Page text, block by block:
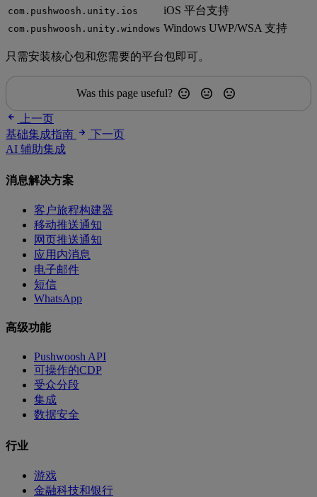
com.pushwoosh.unity.ios iOS 平台支持
com.pushwoosh.unity.windows Windows UWP/WSA 支持
只需安装核心包和您需要的平台包即可。
Was this page useful?
上一页
基础集成指南
下一页
AI 辅助集成
消息解决方案
客户旅程构建器
移动推送通知
网页推送通知
应用内消息
电子邮件
短信
WhatsApp
高级功能
Pushwoosh API
可操作的CDP
受众分段
集成
数据安全
行业
游戏
金融科技和银行